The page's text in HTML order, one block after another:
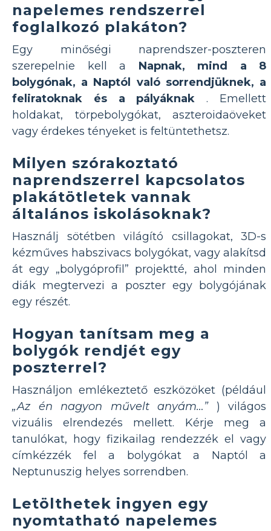
napelemes rendszerrel
foglalkozó plakáton?
Egy minőségi naprendszer-poszteren
szerepelnie kell a Napnak, mind a 8
bolygónak, a Naptól való sorrendjüknek, a
feliratoknak és a pályáknak . Emellett
holdakat, törpebolygókat, aszteroidaöveket
vagy érdekes tényeket is feltüntethetsz.
Milyen szórakoztató
naprendszerrel kapcsolatos
plakátötletek vannak
általános iskolásoknak?
Használj sötétben világító csillagokat, 3D-s
kézműves habszivacs bolygókat, vagy alakítsd
át egy „bolygóprofil” projektté, ahol minden
diák megtervezi a poszter egy bolygójának
egy részét.
Hogyan tanítsam meg a
bolygók rendjét egy
poszterrel?
Használjon emlékeztető eszközöket (például
„Az én nagyon művelt anyám…”) világos
vizuális elrendezés mellett. Kérje meg a
tanulókat, hogy fizikailag rendezzék el vagy
címkézzék fel a bolygókat a Naptól a
Neptunuszig helyes sorrendben.
Letölthetek ingyen egy
nyomtatható napelemes